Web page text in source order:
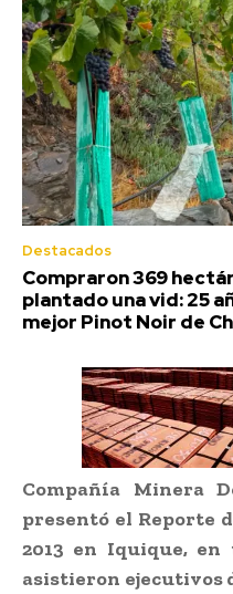
Destacados
Compraron 369
plantado una vid: 25
mejor Pinot Noir de
Compañía Minera
presentó el Reporte
2013 en Iquique,
asistieron ejecutivos